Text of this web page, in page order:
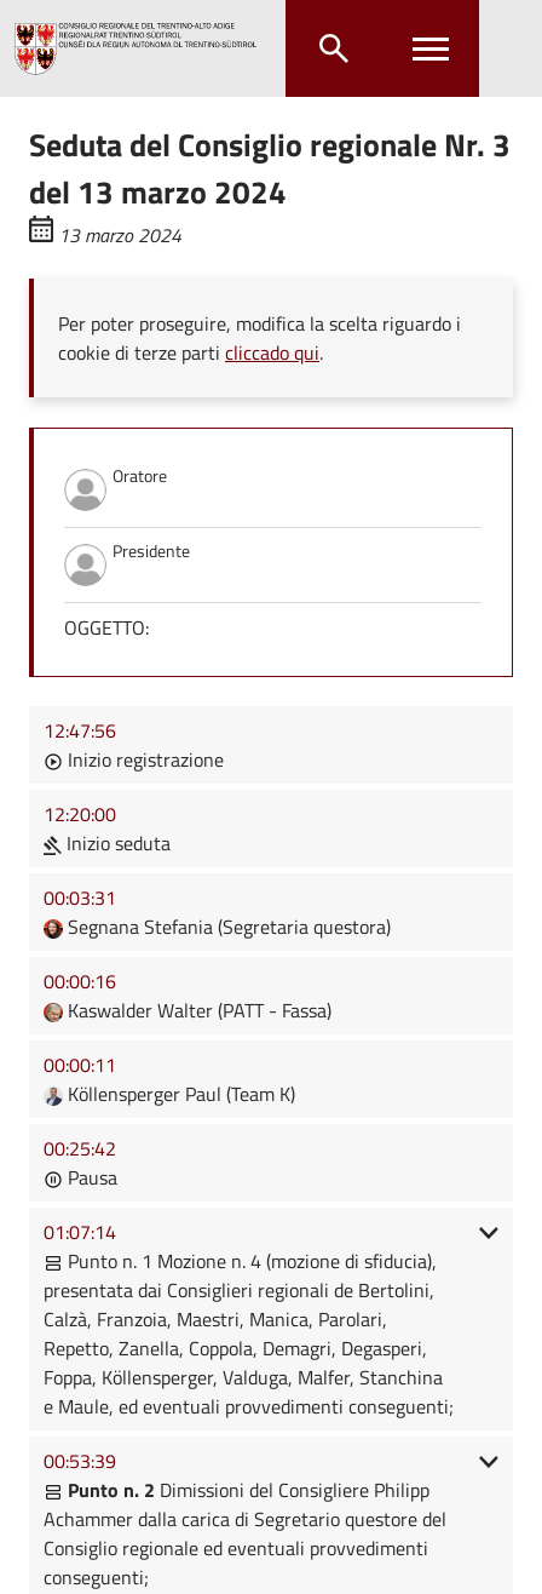
Seduta del Consiglio regionale Nr. 3
del 13 marzo 2024
13 marzo 2024
Per poter proseguire, modifica la scelta riguardo i
cookie di terze parti cliccado qui.
Oratore
Presidente
OGGETTO:
12:47:56
Inizio registrazione
12:20:00
Inizio seduta
00:03:31
Segnana Stefania (Segretaria questora)
00:00:16
Kaswalder Walter (PATT - Fassa)
00:00:11
Köllensperger Paul (Team K)
00:25:42
Pausa
01:07:14
Punto n. 1 Mozione n. 4 (mozione di sfiducia),
presentata dai Consiglieri regionali de Bertolini,
Calzà, Franzoia, Maestri, Manica, Parolari,
Repetto, Zanella, Coppola, Demagri, Degasperi,
Foppa, Köllensperger, Valduga, Malfer, Stanchina
e Maule, ed eventuali provvedimenti conseguenti;
00:53:39
Punto n. 2 Dimissioni del Consigliere Philipp
Achammer dalla carica di Segretario questore del
Consiglio regionale ed eventuali provvedimenti
conseguenti;